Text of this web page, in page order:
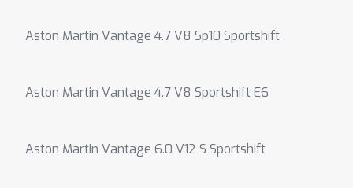
Aston Martin Vantage 4.7 V8 Sp10 Sportshift
Aston Martin Vantage 4.7 V8 Sportshift E6
Aston Martin Vantage 6.0 V12 S Sportshift